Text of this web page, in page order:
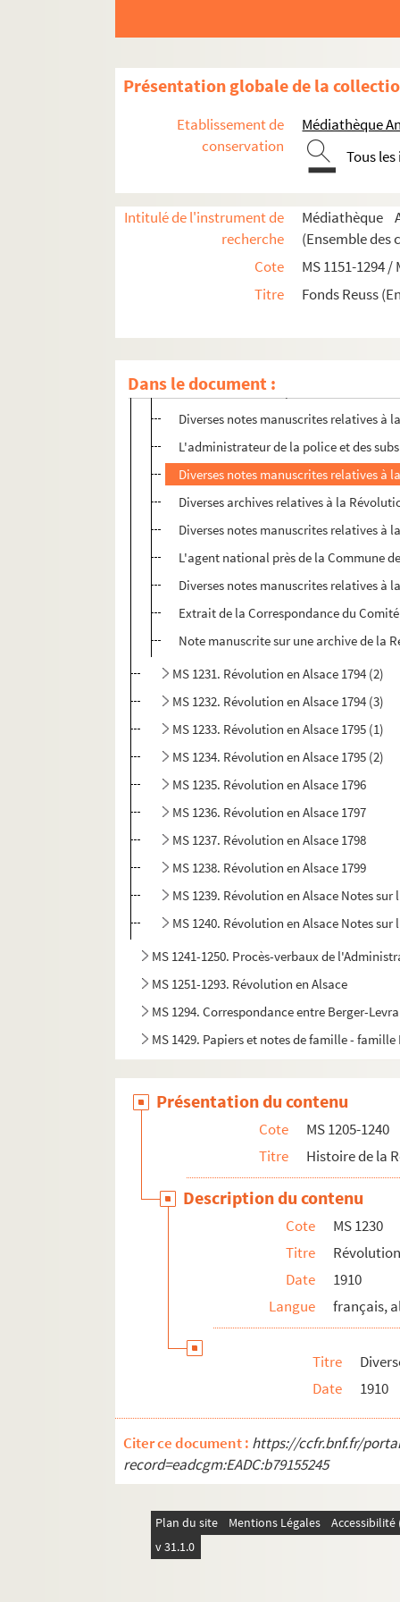
Présentation globale de la
Etablissement de
conservation
Médiathèque
Tous
Intitulé de l'instrument de
recherche
Médiathèque
(Ensemble des
Cote
MS 1151-1294 /
Titre
Fonds Reuss
Dans le document :
Diverses notes manuscrites relatives à
Diverses notes manuscrites relatives à
Diverses archives relatives à la
Diverses notes manuscrites relatives à
Déliberation du Directoire du District
Note manuscrite sur une archive de la
Diverses archives relatives à la
Diverses notes manuscrites relatives à
Les officiers municipaux de la
Diverses notes manuscrites relatives à
Les officiers municipaux de la
Diverses notes manuscrites relatives à
L'administrateur de la police et des
Diverses notes manuscrites relatives à
Diverses archives relatives à la
Diverses notes manuscrites relatives à
L'agent national près de la Commune
Diverses notes manuscrites relatives à
Extrait de la Correspondance du
Note manuscrite sur une archive de la
MS 1231. Révolution en Alsace 1794 (2)
MS 1232. Révolution en Alsace 1794 (3)
MS 1233. Révolution en Alsace 1795 (1)
MS 1234. Révolution en Alsace 1795 (2)
MS 1235. Révolution en Alsace 1796
MS 1236. Révolution en Alsace 1797
MS 1237. Révolution en Alsace 1798
MS 1238. Révolution en Alsace 1799
MS 1239. Révolution en Alsace Notes
MS 1240. Révolution en Alsace Notes
MS 1241-1250. Procès-verbaux de
MS 1251-1293. Révolution en Alsace
MS 1294. Correspondance entre Berger-
MS 1429. Papiers et notes de famille - famille
Présentation du contenu
Cote
MS 1205-1240
Titre
Histoire de la
Description du contenu
Cote
MS 1230
Titre
Date
1910
Langue
français,
Titre
Date
1910
Citer ce document : https://ccfr.bnf.fr/
record=eadcgm:EADC:b79155245
Plan du site Mentions Légales
v 31.1.0